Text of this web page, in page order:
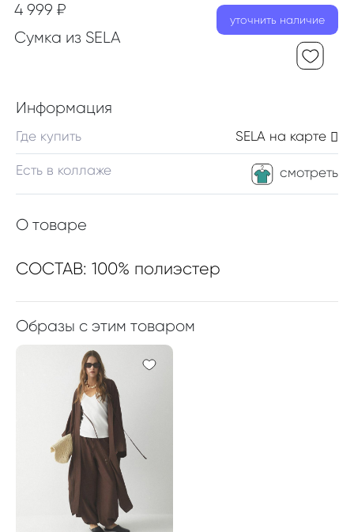
4 999 ₽
Сумка из SELA
уточнить наличие
Информация
SELA на карте
Где купить
смотреть
Есть в коллаже
О товаре
СОСТАВ: 100% полиэстер
Образы с этим товаром